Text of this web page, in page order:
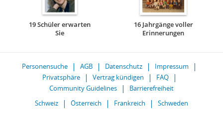
19 Schüler erwarten
Sie
16 Jahrgänge voller
Erinnerungen
Personensuche AGB Datenschutz
Impressum
Privatsphäre
Vertrag kündigen
FAQ
Community Guidelines
Barrierefreiheit
Schweiz
Österreich Frankreich Schweden